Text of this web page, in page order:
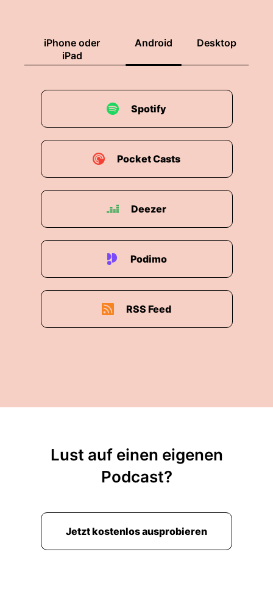
iPhone oder
iPad
Android Desktop
Spotify
Pocket Casts
Deezer
Podimo
RSS Feed
Lust auf einen eigenen
Podcast?
Jetzt kostenlos ausprobieren